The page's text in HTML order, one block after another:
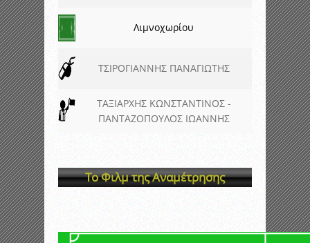
Λιμνοχωρίου
ΤΣΙΡΟΓΙΑΝΝΗΣ ΠΑΝΑΓΙΩΤΗΣ
ΤΑΞΙΑΡΧΗΣ ΚΩΝΣΤΑΝΤΙΝΟΣ -
ΠΑΝΤΑΖΟΠΟΥΛΟΣ ΙΩΑΝΝΗΣ
Το Φιλμ της Αναμέτρησης